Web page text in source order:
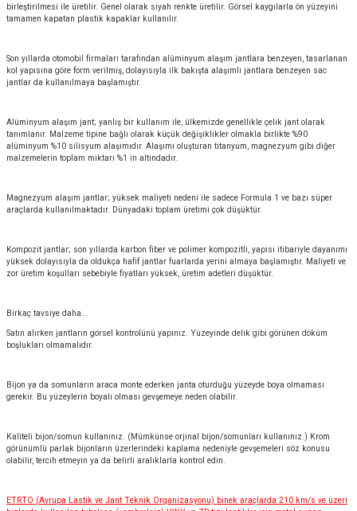
birleştirilmesi ile üretilir. Genel olarak siyah renkte üretilir. Görsel kaygılarla ön yüzeyini
tamamen kapatan plastik kapaklar kullanılır.
Son yıllarda otomobil firmaları tarafından alüminyum alaşım jantlara benzeyen, tasarlanan
kol yapısına göre form verilmiş, dolayısıyla ilk bakışta alaşımlı jantlara benzeyen sac
jantlar da kullanılmaya başlamıştır.
Alüminyum alaşım jant; yanlış bir kullanım ile, ülkemizde genellikle çelik jant olarak
tanımlanır. Malzeme tipine bağlı olarak küçük değişiklikler olmakla birlikte %90
alüminyum %10 silisyum alaşımıdır. Alaşımı oluşturan titanyum, magnezyum gibi diğer
malzemelerin toplam miktarı %1 in altındadır.
Magnezyum alaşım jantlar; yüksek maliyeti nedeni ile sadece Formula 1 ve bazı süper
araçlarda kullanılmaktadır. Dünyadaki toplam üretimi çok düşüktür.
Kompozit jantlar; son yıllarda karbon fiber ve polimer kompozitli, yapısı itibariyle dayanımı
yüksek dolayısıyla da oldukça hafif jantlar fuarlarda yerini almaya başlamıştır. Maliyeti ve
zor üretim koşulları sebebiyle fiyatları yüksek, üretim adetleri düşüktür.
Birkaç tavsiye daha...
Satın alırken jantların görsel kontrolünü yapınız. Yüzeyinde delik gibi görünen döküm
boşlukları olmamalıdır.
Bijon ya da somunların araca monte ederken janta oturduğu yüzeyde boya olmaması
gerekir. Bu yüzeylerin boyalı olması gevşemeye neden olabilir.
Kaliteli bijon/somun kullanınız. (Mümkünse orjinal bijon/somunları kullanınız.) Krom
görünümlü parlak bijonların üzerlerindeki kaplama nedeniyle gevşemeleri söz konusu
olabilir, tercih etmeyin ya da belirli aralıklarla kontrol edin.
ETRTO (Avrupa Lastik ve Jant Teknik Organizasyonu) binek araçlarda 210 km/s ve üzeri